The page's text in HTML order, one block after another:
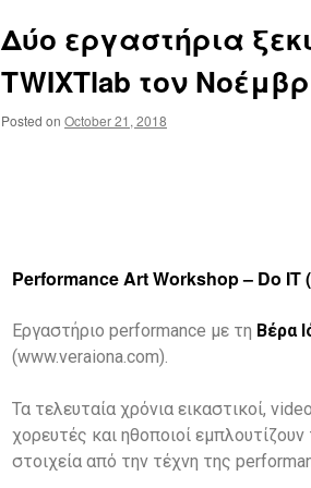
Δύο εργαστήρια
TWIXTlab τον
Posted on October 21, 2018
Performance Art Workshop – Do IΤ
Εργαστήριο performance με τη Βέρα
(www.veraiona.com).
Τα τελευταία χρόνια εικαστικοί,
χορευτές και ηθοποιοί
στοιχεία από την τέχνη της